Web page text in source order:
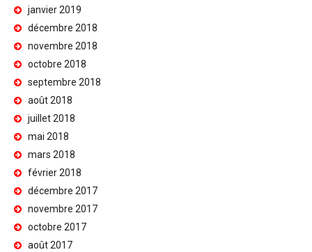
janvier 2019
décembre 2018
novembre 2018
octobre 2018
septembre 2018
août 2018
juillet 2018
mai 2018
mars 2018
février 2018
décembre 2017
novembre 2017
octobre 2017
août 2017